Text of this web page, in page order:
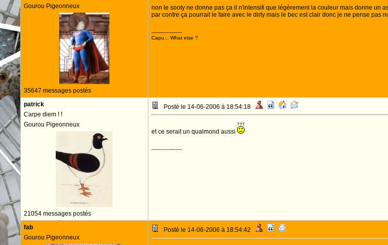
Gourou Pigeonneux
35647 messages postés
non le sooty ne donne pas ça il n'intensifi que légèrement la couleur mais donne un
par contre ça pourrait le faire avec le dirty mais le bec est clair donc je ne pense pas
--------------------
Capu... What else ?
patrick
Carpe diem ! !
Gourou Pigeonneux
21054 messages postés
Posté le 14-06-2006 à 18:54:18
et ce serait un qualmond aussi
--------------------
fab
Gourou Pigeonneux
Posté le 14-06-2006 à 18:54:42